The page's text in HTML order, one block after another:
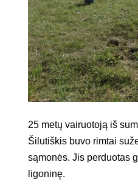
25 metų vairuotoją iš
Šilutiškis buvo rimtai
sąmonės. Jis perduotas
ligoninę.